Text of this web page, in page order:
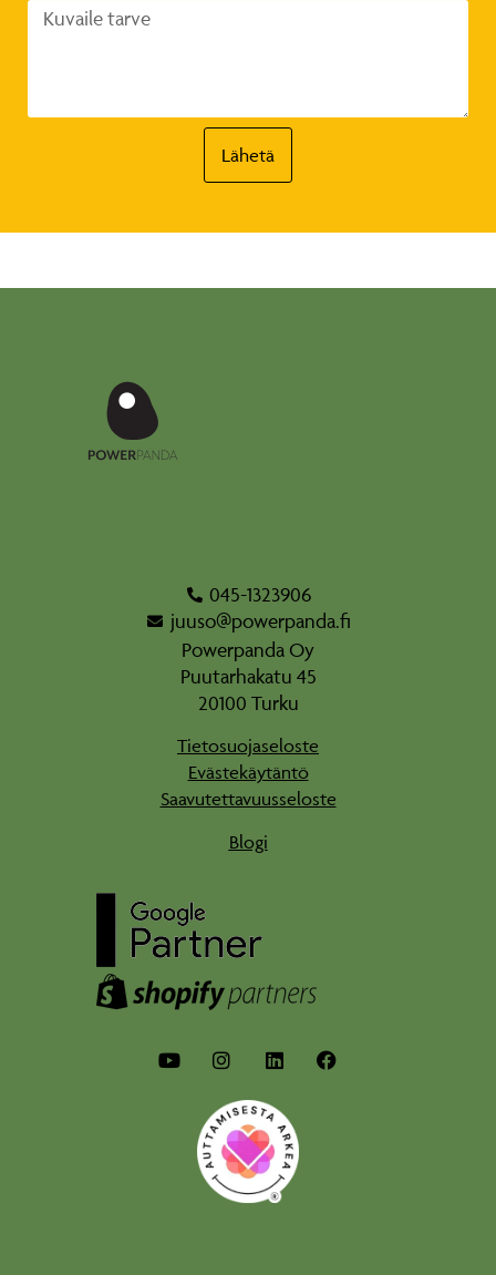
Lähetä
045-1323906
juuso@powerpanda.fi
Powerpanda Oy
Puutarhakatu 45
20100 Turku
Tietosuojaseloste
Evästekäytäntö
Saavutettavuusseloste
Blogi